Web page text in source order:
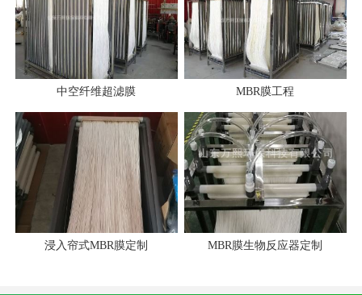
中空纤维超滤膜 MBR膜工程
浸入帘式MBR膜定制 MBR膜生物反应器定制